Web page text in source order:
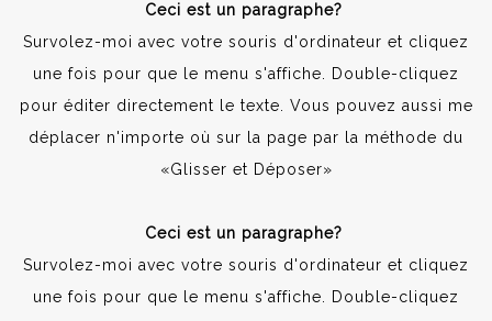
Ceci est un paragraphe?
Survolez-moi avec votre souris d'ordinateur et cliquez
une fois pour que le menu s'affiche. Double-cliquez
pour éditer directement le texte. Vous pouvez aussi me
déplacer n'importe où sur la page par la méthode du
«Glisser et Déposer»
Ceci est un paragraphe?
Survolez-moi avec votre souris d'ordinateur et cliquez
une fois pour que le menu s'affiche. Double-cliquez